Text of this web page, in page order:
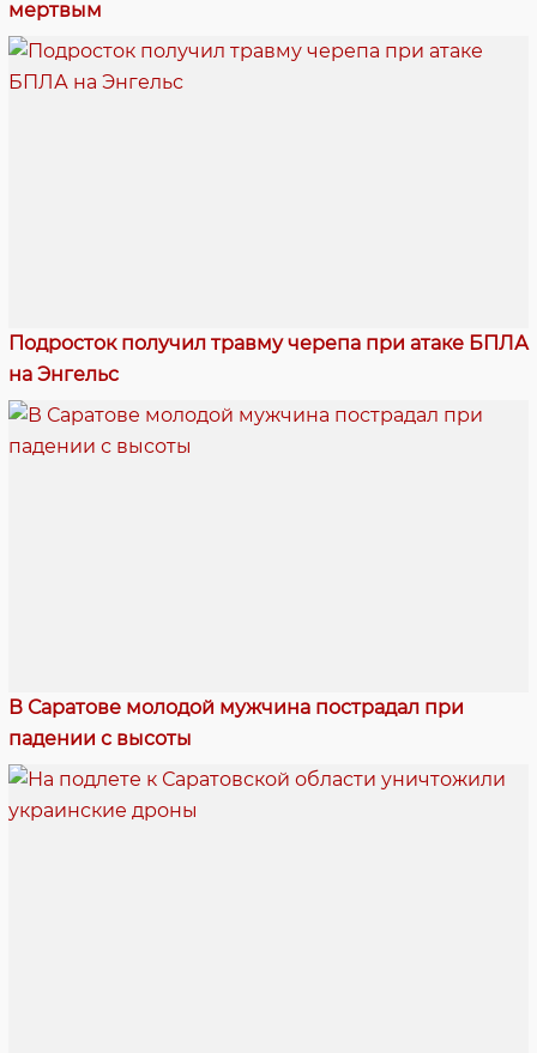
мертвым
Подросток получил травму черепа при атаке БПЛА
на Энгельс
В Саратове молодой мужчина пострадал при
падении с высоты